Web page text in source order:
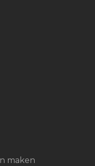
maken